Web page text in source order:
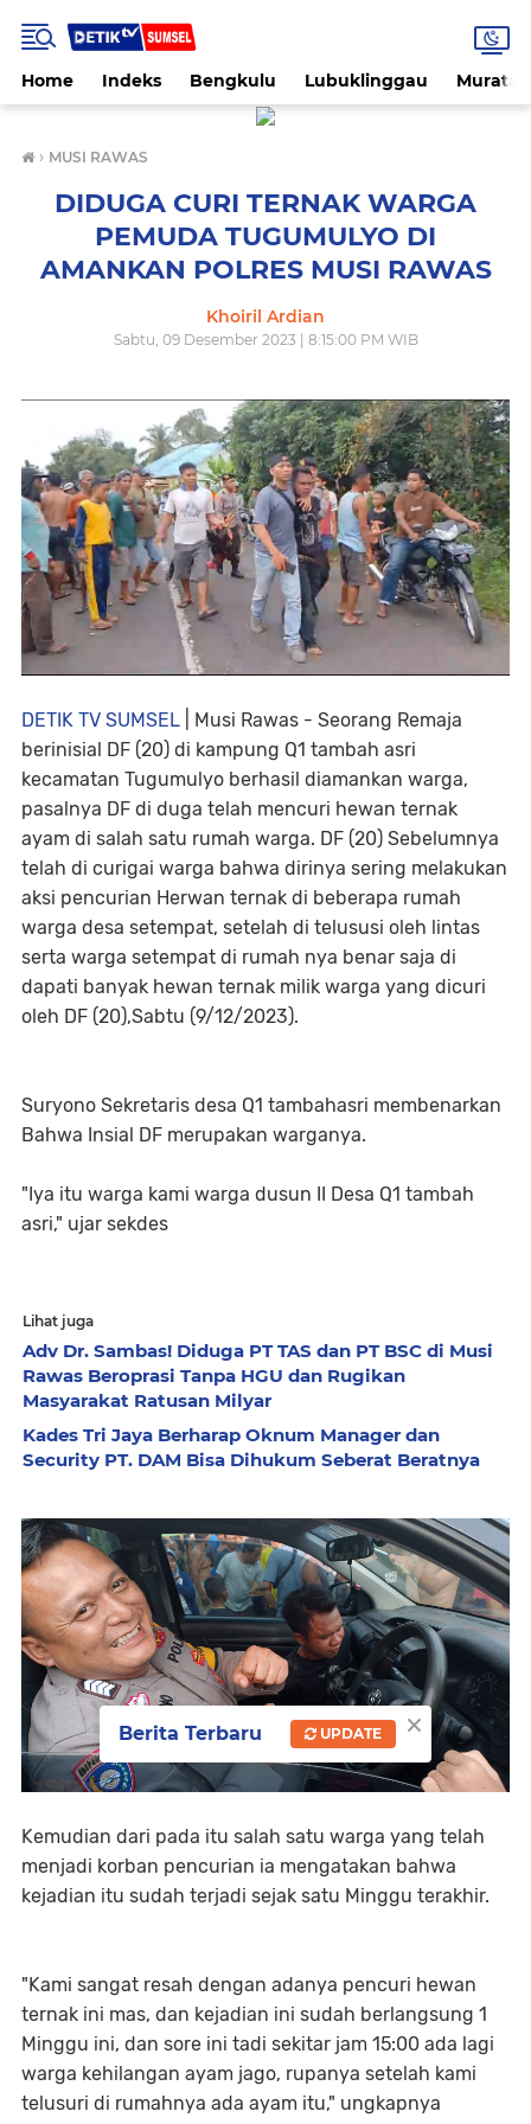
Home Indeks Bengkulu Lubuklinggau
› MUSI RAWAS
DIDUGA CURI TERNAK WARGA
PEMUDA TUGUMULYO DI
AMANKAN POLRES MUSI RAWAS
Khoiril Ardian
Sabtu, 09 Desember 2023 | 8:15:00 PM WIB
DETIK TV SUMSEL | Musi Rawas - Seorang Remaja
berinisial DF (20) di kampung Q1 tambah asri
kecamatan Tugumulyo berhasil diamankan warga,
pasalnya DF di duga telah mencuri hewan ternak
ayam di salah satu rumah warga. DF (20) Sebelumnya
telah di curigai warga bahwa dirinya sering melakukan
aksi pencurian Herwan ternak di beberapa rumah
warga desa setempat, setelah di telususi oleh lintas
serta warga setempat di rumah nya benar saja di
dapati banyak hewan ternak milik warga yang dicuri
oleh DF (20),Sabtu (9/12/2023).
Suryono Sekretaris desa Q1 tambahasri membenarkan
Bahwa Insial DF merupakan warganya.
"Iya itu warga kami warga dusun II Desa Q1 tambah
asri," ujar sekdes
Lihat juga
Adv Dr. Sambas! Diduga PT TAS dan PT BSC di Musi
Rawas Beroprasi Tanpa HGU dan Rugikan
Masyarakat Ratusan Milyar
Kades Tri Jaya Berharap Oknum Manager dan
Security PT. DAM Bisa Dihukum Seberat Beratnya
Kemudian dari pada itu salah satu warga yang telah
menjadi korban pencurian ia mengatakan bahwa
kejadian itu sudah terjadi sejak satu Minggu terakhir.
"Kami sangat resah dengan adanya pencuri hewan
ternak ini mas, dan kejadian ini sudah berlangsung 1
Minggu ini, dan sore ini tadi sekitar jam 15:00 ada lagi
warga kehilangan ayam jago, rupanya setelah kami
telusuri di rumahnya ada ayam itu," ungkapnya
×
Berita Terbaru UPDATE